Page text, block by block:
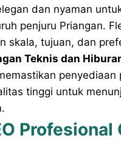
dan nyaman
penjuru Priangan.
skala, tujuan, dan
Teknis dan
tinggi untuk